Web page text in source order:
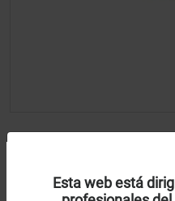
Esta web está